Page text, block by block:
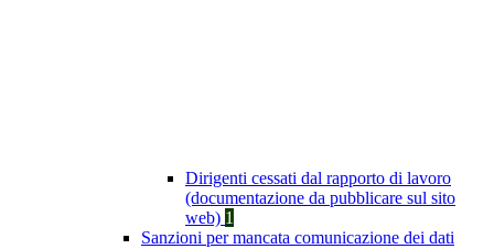
Dirigenti cessati dal rapporto di lavoro
(documentazione da pubblicare sul sito
web) 1
Sanzioni per mancata comunicazione dei dati